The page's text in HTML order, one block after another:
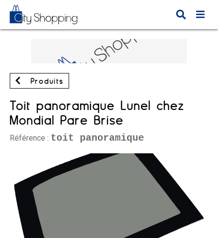
Produits
Toit panoramique Lunel chez
Mondial Pare Brise
Référence : toit panoramique